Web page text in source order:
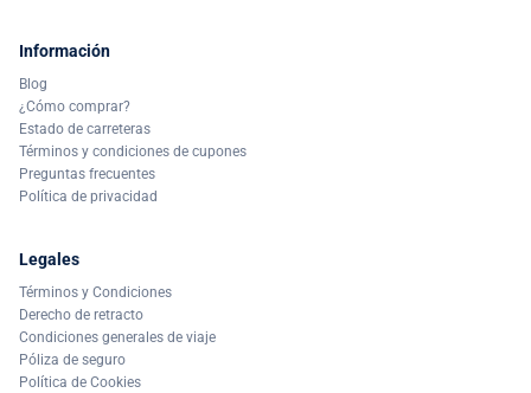
Información
Blog
¿Cómo comprar?
Estado de carreteras
Términos y condiciones de cupones
Preguntas frecuentes
Política de privacidad
Legales
Términos y Condiciones
Derecho de retracto
Condiciones generales de viaje
Póliza de seguro
Política de Cookies